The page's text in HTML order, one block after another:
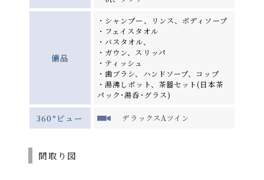
備品
・シャンプー、リンス、ボディソープ
・フェイスタオル
・バスタオル、
・ガウン、スリッパ
・ティッシュ
・歯ブラシ、ハンドソープ、コップ
・湯沸しポット、茶器セット(日本茶
パック･湯呑･グラス)
360°ビュー デラックスAツイン
間取り図